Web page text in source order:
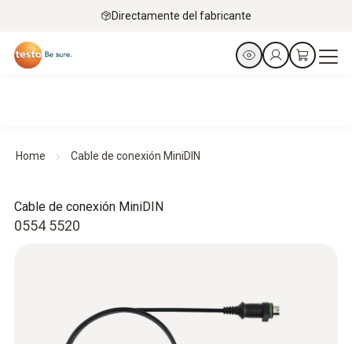
Directamente del fabricante
Home Cable de conexión MiniDIN
0554 5520
Cable de conexión MiniDIN